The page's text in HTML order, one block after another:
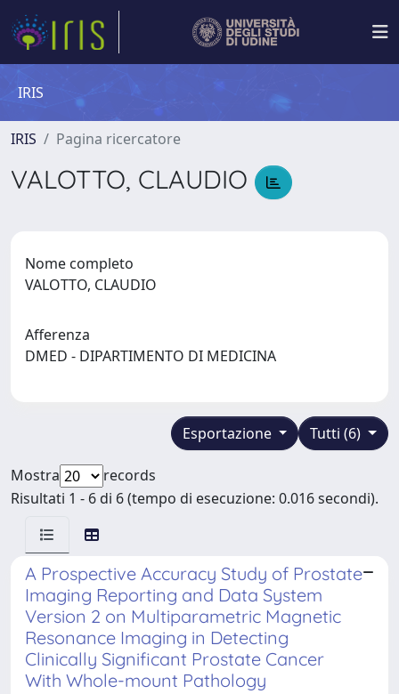
IRIS
IRIS Pagina ricercatore
VALOTTO, CLAUDIO
Nome completo
VALOTTO, CLAUDIO
Afferenza
DMED - DIPARTIMENTO DI MEDICINA
Tutti (6)
Esportazione
Mostra
records
Risultati 1 - 6 di 6 (tempo di esecuzione: 0.016 secondi).
A Prospective Accuracy Study of Prostate
Imaging Reporting and Data System
Version 2 on Multiparametric Magnetic
Resonance Imaging in Detecting
Clinically Significant Prostate Cancer
With Whole-mount Pathology